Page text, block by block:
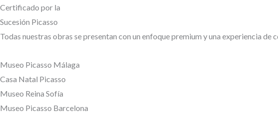
Certificado por la
Sucesión Picasso
Todas nuestras obras se presentan con un enfoque premium y una experiencia
Museo Picasso Málaga
Casa Natal Picasso
Museo Reina Sofía
Museo Picasso Barcelona